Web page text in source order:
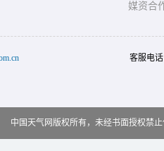
媒资合
客服电
中国天气网版权所有，未经书面授权